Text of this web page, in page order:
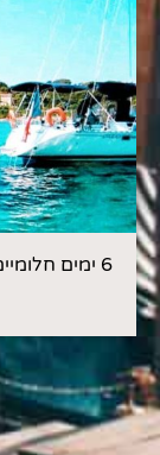
6 ימים